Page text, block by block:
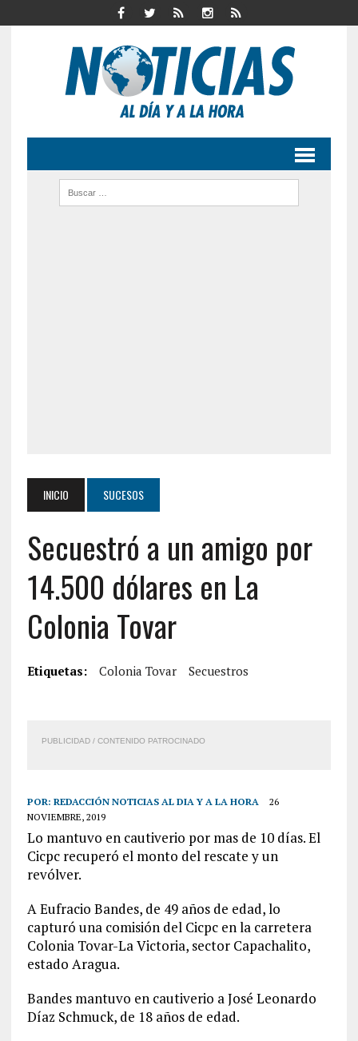
INICIO SUCESOS
Secuestró a un amigo por
14.500 dólares en La
Colonia Tovar
Etiquetas: Colonia Tovar Secuestros
PUBLICIDAD / CONTENIDO PATROCINADO
POR: REDACCIÓN NOTICIAS AL DIA Y A LA HORA
26
NOVIEMBRE, 2019
Lo mantuvo en cautiverio por mas de 10 días. El
Cicpc recuperó el monto del rescate y un
revólver.
A Eufracio Bandes, de 49 años de edad, lo
capturó una comisión del Cicpc en la carretera
Colonia Tovar-La Victoria, sector Capachalito,
estado Aragua.
Bandes mantuvo en cautiverio a José Leonardo
Díaz Schmuck, de 18 años de edad.